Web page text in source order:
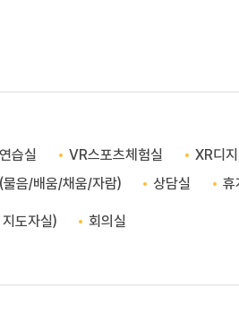
습실 VR스포츠체험실 XR디
물음/배움/채움/자람) 상담실 휴
도자실) 회의실